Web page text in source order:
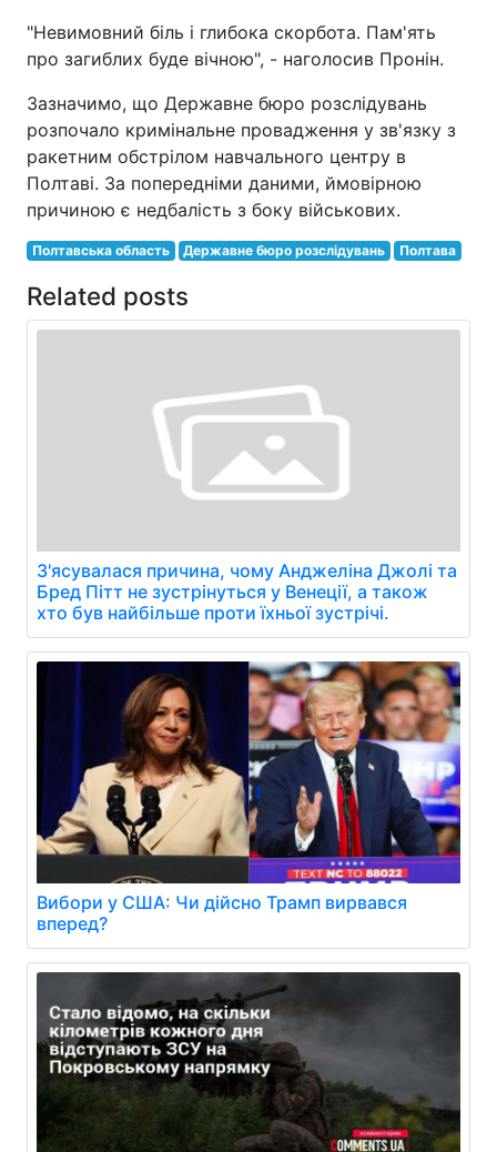
"Невимовний біль і глибока скорбота. Пам'ять
про загиблих буде вічною", - наголосив Пронін.
Зазначимо, що Державне бюро розслідувань
розпочало кримінальне провадження у зв'язку з
ракетним обстрілом навчального центру в
Полтаві. За попередніми даними, ймовірною
причиною є недбалість з боку військових.
Полтавська область Державне бюро розслідувань Полтава
Related posts
З'ясувалася причина, чому Анджеліна Джолі та
Бред Пітт не зустрінуться у Венеції, а також
хто був найбільше проти їхньої зустрічі.
Вибори у США: Чи дійсно Трамп вирвався
вперед?